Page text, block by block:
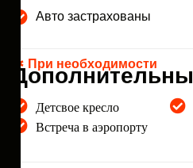
Авто застрахованы
При необходимости
Дополнительны
Детсвое кресло
Встреча в аэропорту